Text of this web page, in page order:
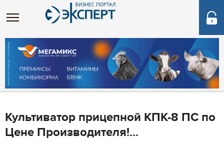
Культиватор прицепной КПК-8 ПС по
Цене Производителя!...